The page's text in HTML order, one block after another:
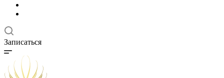
Записаться